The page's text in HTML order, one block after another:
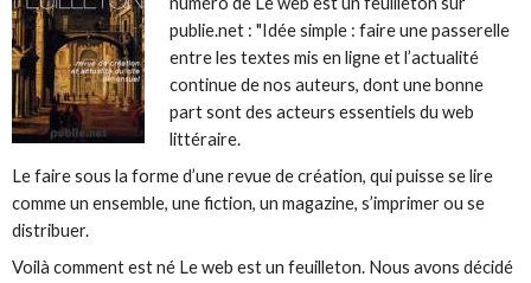
publie.net: "Idée simple : faire une passerelle
entre les textes mis en ligne et l’actualité
continue de nos auteurs, dont une bonne
part sont des acteurs essentiels du web
littéraire.
Le faire sous la forme d’une revue de création, qui puisse se lire
comme un ensemble, une fiction, un magazine, s’imprimer ou se
distribuer.
Voilà comment est né Le web est un feuilleton. Nous avons décidé